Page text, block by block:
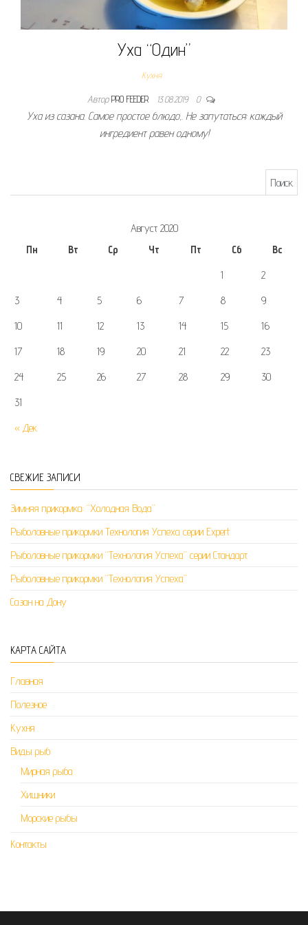
Уха “Один”
Кухня
АвторPRO FEEDER 13.08.2019 0
Уха из сазана. Самое простое блюдо,. Не запутаться: каждый
ингредиент равен одному!
Август 2020
Пн
Вт Ср Чт Пт Сб Вс
« Дек
1
2
3
4 5 6 7 8
9
10
11 12 13 14 15
16
17
18 19 20 21 22
23
24
25 26 27 28 29
30
31
СВЕЖИЕ ЗАПИСИ
Зимняя прикормка: “Холодная Вода”
Рыболовные прикормки Технология Успеха серии Expert
Рыболовные прикормки “Технология Успеха” серии Стандарт
Рыболовные прикормки “Технология Успеха”
Сазан на Дону
КАРТА САЙТА
Главная
Полезное
Кухня
Виды рыб
Мирная рыба
Хищники
Морские рыбы
Контакты